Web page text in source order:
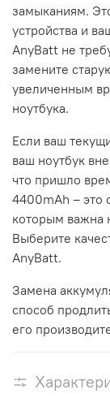
замыканиям.
устройства и
AnyBatt не
замените
увеличенным
ноутбука.
Если ваш
ваш ноутбук
что пришло
4400mAh – это
которым важна
Выберите
AnyBatt.
Замена
способ
его